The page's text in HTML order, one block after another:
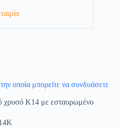
οποία μπορείτε να συνδυάσετε
χρυσό Κ14 με εσταυρωμένο